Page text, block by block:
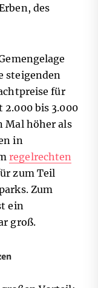
des
steigenden
für
bis 3.000
Mal höher als
in
regelrechten
zum Teil
Zum
ein
groß.